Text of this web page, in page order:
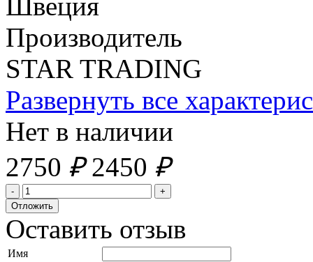
Производитель
STAR TRADING
Развернуть все
Нет в наличии
2750 ₽ 2450 ₽
Оставить отзыв
Имя